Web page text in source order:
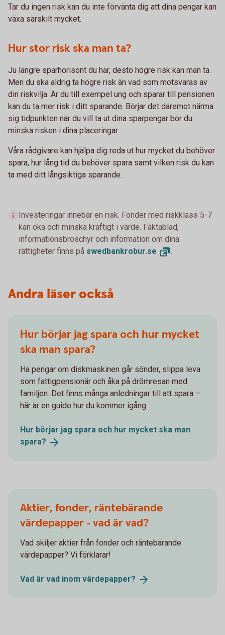
Tar du ingen risk kan du inte förvänta dig att dina pengar kan
växa särskilt mycket.
Hur stor risk ska man ta?
Ju längre sparhorisont du har, desto högre risk kan man ta.
Men du ska aldrig ta högre risk än vad som motsvaras av
din riskvilja. Är du till exempel ung och sparar till pensionen
kan du ta mer risk i ditt sparande. Börjar det däremot närma
sig tidpunkten när du vill ta ut dina sparpengar bör du
minska risken i dina placeringar.
Våra rådgivare kan hjälpa dig reda ut hur mycket du behöver
spara, hur lång tid du behöver spara samt vilken risk du kan
ta med ditt långsiktiga sparande.
Investeringar innebär en risk. Fonder med riskklass 5-7
kan öka och minska kraftigt i värde. Faktablad,
informationsbroschyr och information om dina
rättigheter finns på swedbankrobur.se .
Andra läser också
Hur börjar jag spara och hur mycket
ska man spara?
Ha pengar om diskmaskinen går sönder, slippa leva
som fattigpensionär och åka på drömresan med
familjen. Det finns många anledningar till att spara –
här är en guide hur du kommer igång.
Hur börjar jag spara och hur mycket ska man
spara?
Aktier, fonder, räntebärande
värdepapper - vad är vad?
Vad skiljer aktier från fonder och räntebärande
värdepapper? Vi förklarar!
Vad är vad inom värdepapper?